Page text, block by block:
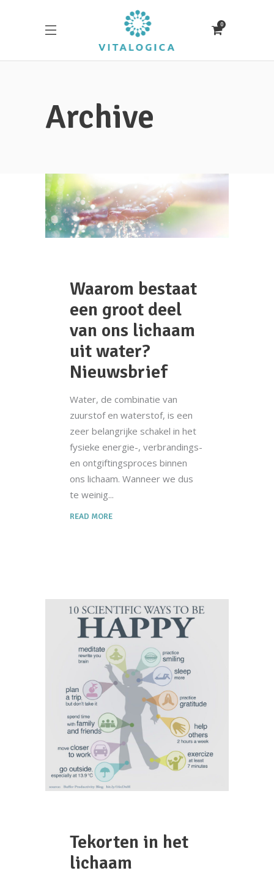
0
Archive
Waarom bestaat
een groot deel
van ons lichaam
uit water?
Nieuwsbrief
Water, de combinatie van
zuurstof en waterstof, is een
zeer belangrijke schakel in het
fysieke energie-, verbrandings-
en ontgiftingsproces binnen
ons lichaam. Wanneer we dus
te weinig
READ MORE
Tekorten in het
lichaam